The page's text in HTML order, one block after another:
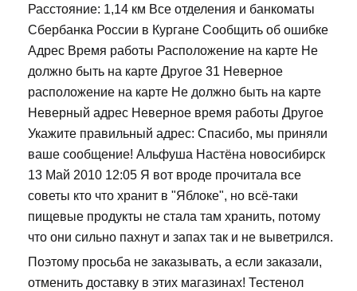
Расстояние: 1,14 км Все отделения и банкоматы
Сбербанка России в Кургане Сообщить об ошибке
Адрес Время работы Расположение на карте Не
должно быть на карте Другое 31 Неверное
расположение на карте Не должно быть на карте
Неверный адрес Неверное время работы Другое
Укажите правильный адрес: Спасибо, мы приняли
ваше сообщение! Альфуша Настёна новосибирск
13 Май 2010 12:05 Я вот вроде прочитала все
советы кто что хранит в "Яблоке", но всё-таки
пищевые продукты не стала там хранить, потому
что они сильно пахнут и запах так и не выветрился.
Поэтому просьба не заказывать, а если заказали,
отменить доставку в этих магазинах! Тестенол